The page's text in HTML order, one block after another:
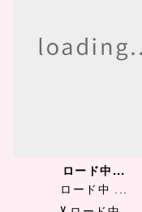
ロード中...
ロード中 ...